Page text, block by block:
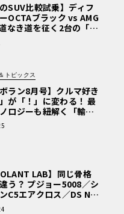
のSUV比較試乗】ディフ
OCTAブラック vs AMG
なき道を征く2台の「対
ローチ」
トピックス
ボラン8月号】クルマ好き
が「！」に変わる！ 最
ロジーも紐解く「輸入
LAB】同じ骨格
う？ プジョー5008／シ
C5エアクロス／DS Nº4
乗りレポート